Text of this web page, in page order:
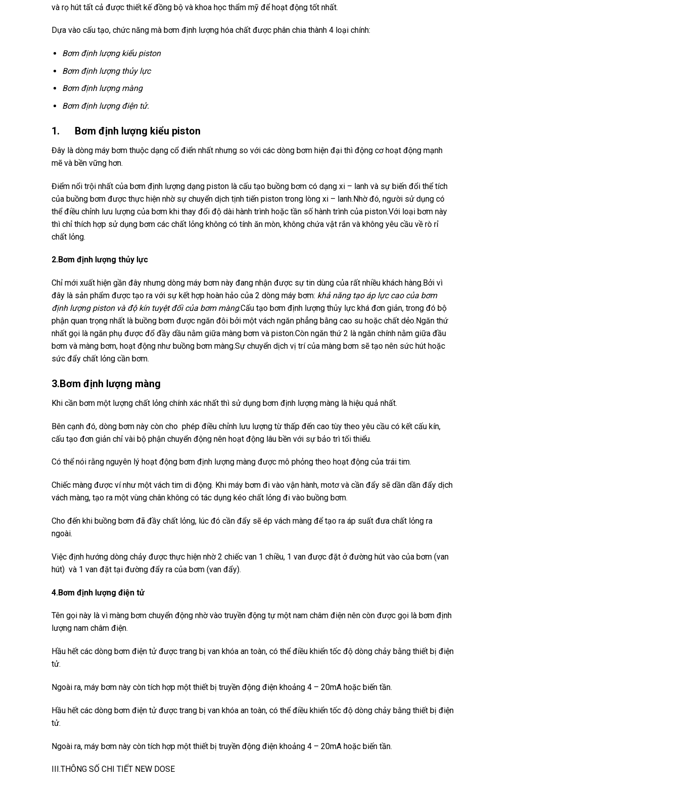
và rọ hút tất cả được thiết kế đồng bộ và khoa học thẩm mỹ để hoạt động tốt nhất.
Dựa vào cấu tạo, chức năng mà bơm định lượng hóa chất được phân chia thành 4 loại chính:
Bơm định lượng kiểu piston
Bơm định lượng thủy lực
Bơm định lượng màng
Bơm định lượng điện tử.
1. Bơm định lượng kiểu piston
Đây là dòng máy bơm thuộc dạng cổ điển nhất nhưng so với các dòng bơm hiện đại thì động cơ hoạt động mạnh
mẽ và bền vững hơn.
Điểm nổi trội nhất của bơm định lượng dạng piston là cấu tạo buồng bơm có dạng xi – lanh và sự biến đổi thể tích
của buồng bơm được thực hiện nhờ sự chuyển dịch tịnh tiến piston trong lòng xi – lanh.Nhờ đó, người sử dụng có
thể điều chỉnh lưu lượng của bơm khi thay đổi độ dài hành trình hoặc tần số hành trình của piston.Với loại bơm này
thì chỉ thích hợp sử dụng bơm các chất lỏng không có tính ăn mòn, không chứa vật rắn và không yêu cầu về rò rỉ
chất lỏng.
2.Bơm định lượng thủy lực
Chỉ mới xuất hiện gần đây nhưng dòng máy bơm này đang nhận được sự tin dùng của rất nhiều khách hàng.Bởi vì
đây là sản phẩm được tạo ra với sự kết hợp hoàn hảo của 2 dòng máy bơm: khả năng tạo áp lực cao của bơm
định lượng piston và độ kín tuyệt đối của bơm màng.Cấu tạo bơm định lượng thủy lực khá đơn giản, trong đó bộ
phận quan trọng nhất là buồng bơm được ngăn đôi bởi một vách ngăn phẳng bằng cao su hoặc chất dẻo.Ngăn thứ
nhất gọi là ngăn phụ được đổ đầy dầu nằm giữa màng bơm và piston.Còn ngăn thứ 2 là ngăn chính nằm giữa đầu
bơm và màng bơm, hoạt động như buồng bơm màng.Sự chuyển dịch vị trí của màng bơm sẽ tạo nên sức hút hoặc
sức đẩy chất lỏng cần bơm.
3.Bơm định lượng màng
Khi cần bơm một lượng chất lỏng chính xác nhất thì sử dụng bơm định lượng màng là hiệu quả nhất.
Bên cạnh đó, dòng bơm này còn cho phép điều chỉnh lưu lượng từ thấp đến cao tùy theo yêu cầu có kết cấu kín,
cấu tạo đơn giản chỉ vài bộ phận chuyển động nên hoạt động lâu bền với sự bảo trì tối thiểu.
Có thể nói rằng nguyên lý hoạt động bơm định lượng màng được mô phỏng theo hoạt động của trái tim.
Chiếc màng được ví như một vách tim di động. Khi máy bơm đi vào vận hành, motơ và cần đẩy sẽ dần dần đẩy dịch
vách màng, tạo ra một vùng chân không có tác dụng kéo chất lỏng đi vào buồng bơm.
Cho đến khi buồng bơm đã đầy chất lỏng, lúc đó cần đẩy sẽ ép vách màng để tạo ra áp suất đưa chất lỏng ra
ngoài.
Việc định hướng dòng chảy được thực hiện nhờ 2 chiếc van 1 chiều, 1 van được đặt ở đường hút vào của bơm (van
hút) và 1 van đặt tại đường đẩy ra của bơm (van đẩy).
4.Bơm định lượng điện tử
Tên gọi này là vì màng bơm chuyển động nhờ vào truyền động tự một nam châm điện nên còn được gọi là bơm định
lượng nam châm điện.
Hầu hết các dòng bơm điện tử được trang bị van khóa an toàn, có thể điều khiển tốc độ dòng chảy bằng thiết bị điện
tử.
Ngoài ra, máy bơm này còn tích hợp một thiết bị truyền động điện khoảng 4 – 20mA hoặc biến tần.
Hầu hết các dòng bơm điện tử được trang bị van khóa an toàn, có thể điều khiển tốc độ dòng chảy bằng thiết bị điện
tử.
Ngoài ra, máy bơm này còn tích hợp một thiết bị truyền động điện khoảng 4 – 20mA hoặc biến tần.
III.THÔNG SỐ CHI TIẾT NEW DOSE